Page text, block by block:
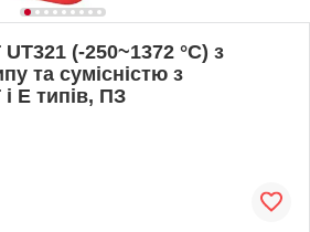
(-250~1372 °C) з
та сумісністю з
E типів, ПЗ